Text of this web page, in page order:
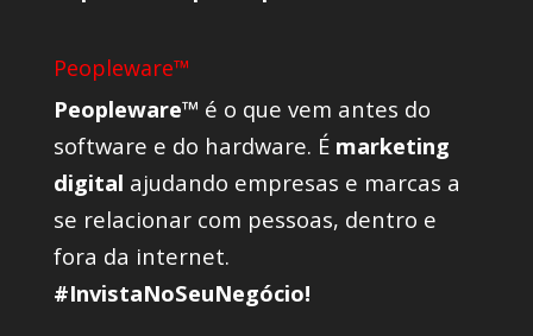
Peopleware™
Peopleware™ é o que vem antes do
software e do hardware. É marketing
digital ajudando empresas e marcas a
se relacionar com pessoas, dentro e
fora da internet.
#InvistaNoSeuNegócio!